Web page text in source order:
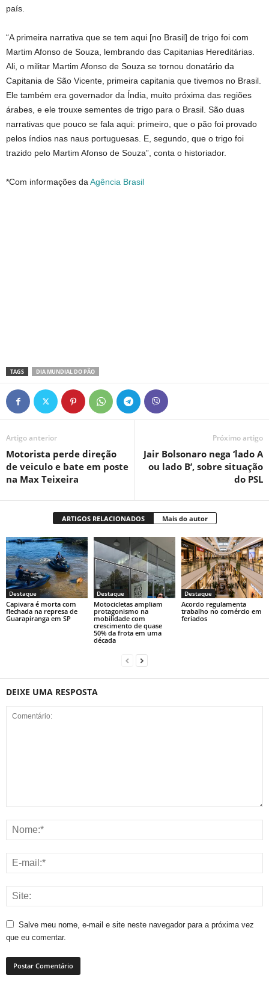
país.
“A primeira narrativa que se tem aqui [no Brasil] de trigo foi com
Martim Afonso de Souza, lembrando das Capitanias Hereditárias.
Ali, o militar Martim Afonso de Souza se tornou donatário da
Capitania de São Vicente, primeira capitania que tivemos no Brasil.
Ele também era governador da Índia, muito próxima das regiões
árabes, e ele trouxe sementes de trigo para o Brasil. São duas
narrativas que pouco se fala aqui: primeiro, que o pão foi provado
pelos índios nas naus portuguesas. E, segundo, que o trigo foi
trazido pelo Martim Afonso de Souza”, conta o historiador.
*Com informações da Agência Brasil
TAGS DIA MUNDIAL DO PÃO
Artigo anterior
Motorista perde direção
de veiculo e bate em poste
na Max Teixeira
Próximo artigo
Jair Bolsonaro nega ‘lado A
ou lado B’, sobre situação
do PSL
ARTIGOS RELACIONADOS Mais do autor
Destaque
Capivara é morta com
flechada na represa de
Guarapiranga em SP
Destaque
Motocicletas ampliam
protagonismo na
mobilidade com
crescimento de quase
50% da frota em uma
década
Destaque
Acordo regulamenta
trabalho no comércio em
feriados
DEIXE UMA RESPOSTA
Salve meu nome, e-mail e site neste navegador para a próxima vez
que eu comentar.